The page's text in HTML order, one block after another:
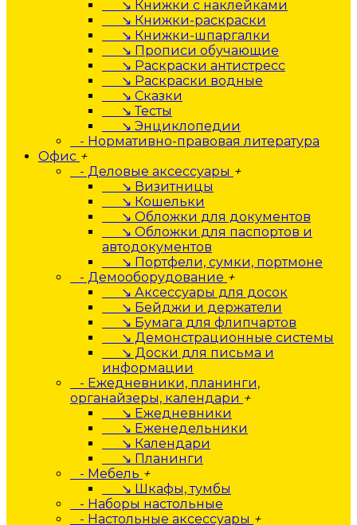
↘ Книжки с наклейками
↘ Книжки-раскраски
↘ Книжки-шпаргалки
↘ Прописи обучающие
↘ Раскраски антистресс
↘ Раскраски водные
↘ Сказки
↘ Тесты
↘ Энциклопедии
- Нормативно-правовая литература
Офис +
- Деловые аксессуары +
↘ Визитницы
↘ Кошельки
↘ Обложки для документов
↘ Обложки для паспортов и
автодокументов
↘ Портфели, сумки, портмоне
- Демооборудование +
↘ Аксессуары для досок
↘ Бейджи и держатели
↘ Бумага для флипчартов
↘ Демонстрационные системы
↘ Доски для письма и
информации
- Ежедневники, планинги,
органайзеры, календари +
↘ Ежедневники
↘ Еженедельники
↘ Календари
↘ Планинги
- Мебель +
↘ Шкафы, тумбы
- Наборы настольные
- Настольные аксессуары +